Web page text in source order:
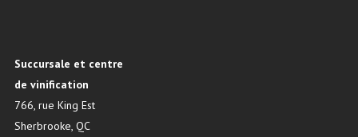
Succursale et centre
de vinification
766, rue King Est
Sherbrooke, QC